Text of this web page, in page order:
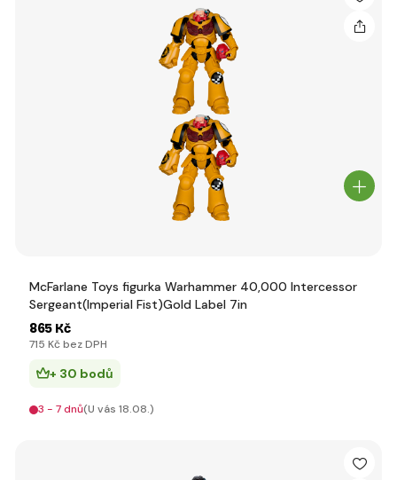
McFarlane Toys figurka Warhammer 40,000 Intercessor
Sergeant(Imperial Fist)Gold Label 7in
865 Kč
715 Kč bez DPH
+ 30 bodů
3 - 7 dnů(U vás 18.08.)